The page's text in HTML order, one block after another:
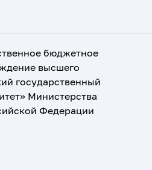
бюджетное
высшего
государственный
Министерства
Федерации